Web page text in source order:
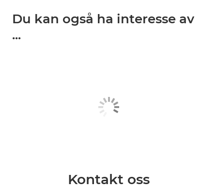
Du kan også ha interesse av
...
Kontakt oss